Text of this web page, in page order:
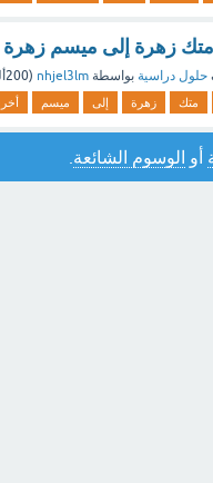
متك زهرة إلى ميسم
حلول دراسية بواسطة nhjel3lm
(200ألف
متك زهرة إلى ميسم
أو الوسوم الشائعة